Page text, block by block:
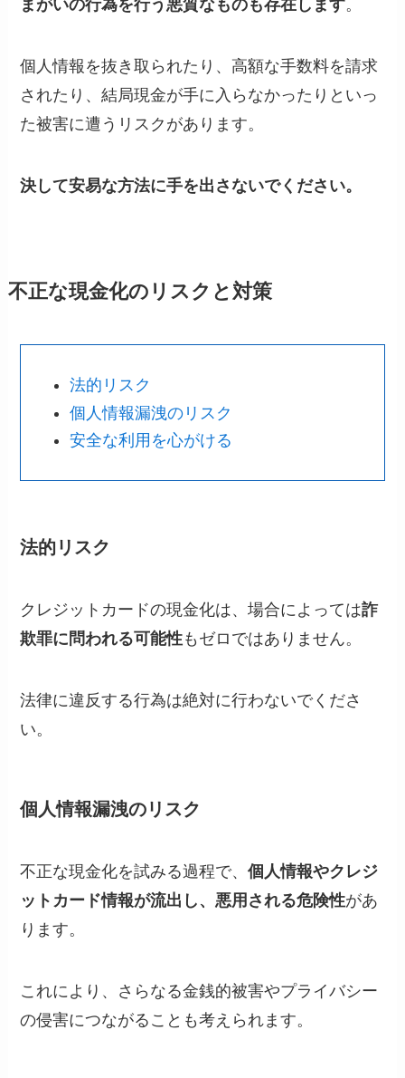
まがいの行為を行う悪質なものも存在します。
個人情報を抜き取られたり、高額な手数料を請求
されたり、結局現金が手に入らなかったりといっ
た被害に遭うリスクがあります。
決して安易な方法に手を出さないでください。
不正な現金化のリスクと対策
法的リスク
個人情報漏洩のリスク
安全な利用を心がける
法的リスク
クレジットカードの現金化は、場合によっては詐
欺罪に問われる可能性もゼロではありません。
法律に違反する行為は絶対に行わないでくださ
い。
個人情報漏洩のリスク
不正な現金化を試みる過程で、個人情報やクレジ
ットカード情報が流出し、悪用される危険性があ
ります。
これにより、さらなる金銭的被害やプライバシー
の侵害につながることも考えられます。